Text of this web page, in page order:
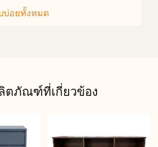
อยทั้งหมด
ตภัณฑ์ที่เกี่ยวข้อง